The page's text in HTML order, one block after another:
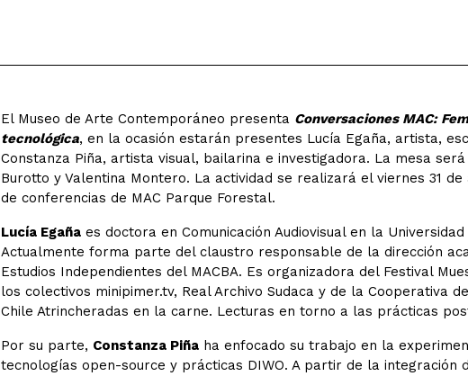
El Museo de Arte Contemporáneo presenta Conversaciones MAC:
tecnológica, en la ocasión estarán presentes Lucía Egaña, artista,
Constanza Piña, artista visual, bailarina e investigadora. La mesa
Burotto y Valentina Montero. La actividad se realizará el viernes 31
de conferencias de MAC Parque Forestal.
Lucía Egañaes doctora en Comunicación Audiovisual en la
Actualmente forma parte del claustro responsable de la dirección
Estudios Independientes del MACBA. Es organizadora del Festival
los colectivos minipimer.tv, Real Archivo Sudaca y de la Cooperativa
Chile Atrincheradas en la carne. Lecturas en torno a las prácticas
Por su parte, Constanza Piñaha enfocado su trabajo en la
tecnologías open-source y prácticas DIWO. A partir de la integración